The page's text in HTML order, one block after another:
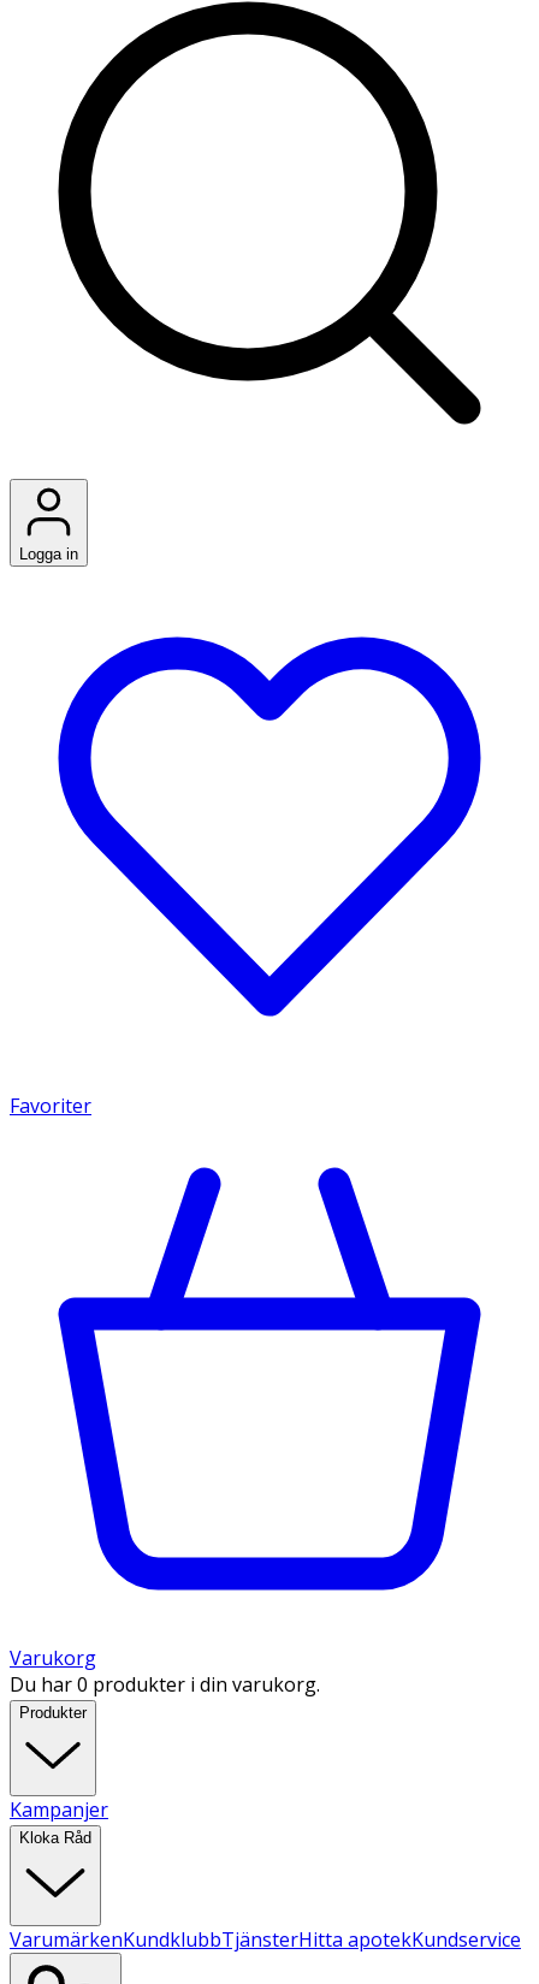
Logga in
Favoriter
Varukorg
Du har 0 produkter i din varukorg.
Produkter
Kampanjer
Kloka Råd
VarumärkenKundklubbTjänsterHitta apotekKundservice